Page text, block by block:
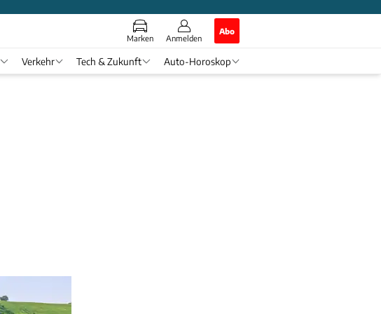
Marken Anmelden
Abo
Verkehr Tech & Zukunft Auto-Horoskop